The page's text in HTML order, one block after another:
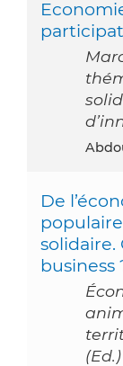
De
solidaire.
business